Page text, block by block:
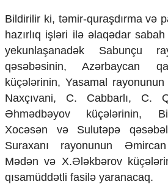
İnfoqrafika
Podcast
Humanitar
Elm və təhsil
Mədəniyyət
Diaspor
Yüksəliş hekayəsi
Mədəniyyətimizin Zəfəri
Zəfər Diasporu
Səhiyyə
Ailə və uşaq
Turizm
Bildirilir ki, təmir-quraşdırma və
hazırlıq işləri ilə əlaqədar
yekunlaşanadək Sabunçu
qəsəbəsinin, Azərbaycan
küçələrinin, Yasamal
Naxçıvani, C. Cabbarlı, C.
Əhmədbəyov küçələrinin,
Xocəsən və Sulutəpə
Suraxanı rayonunun
Mədən və X.Ələkbərov
qısamüddətli fasilə yaranacaq.